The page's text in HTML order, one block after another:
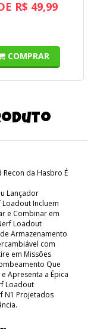
R$ 49,99
COMPRAR
da Hasbro É
Lançador
Incluem
e Combinar em
Loadout
Armazenamento
com
em Missões
Que
Apresenta a Épica
Loadout
N1 Projetados